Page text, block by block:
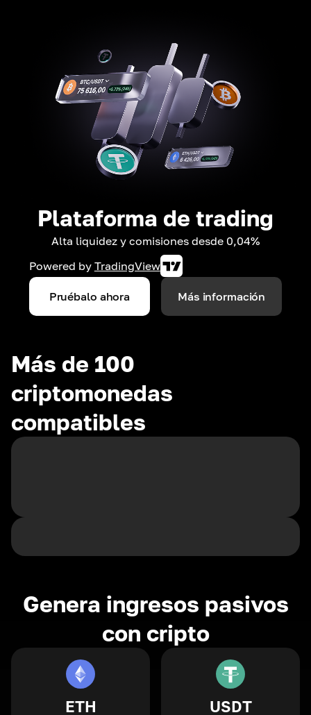
Plataforma de trading
Alta liquidez y comisiones desde 0,04%
Powered by TradingView
Pruébalo ahora Más información
Más de 100
criptomonedas
compatibles
Genera ingresos pasivos
con cripto
ETH USDT